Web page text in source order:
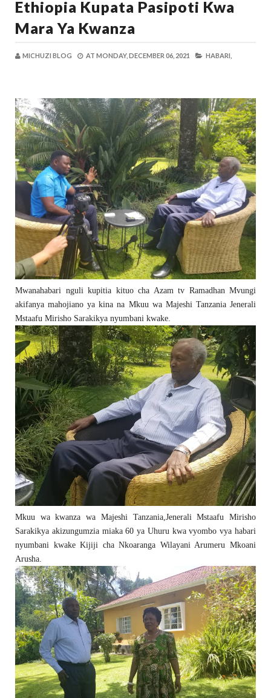
Ethiopia Kupata Pasipoti Kwa
Mara Ya Kwanza
MICHUZI BLOG AT MONDAY, DECEMBER 06, 2021 HABARI,
Mwanahabari nguli kupitia kituo cha Azam tv Ramadhan Mvungi
akifanya mahojiano ya kina na Mkuu wa Majeshi Tanzania Jenerali
Mstaafu Mirisho Sarakikya nyumbani kwake.
Mkuu wa kwanza wa Majeshi Tanzania,Jenerali Mstaafu Mirisho
Sarakikya akizungumzia miaka 60 ya Uhuru kwa vyombo vya habari
nyumbani kwake Kijiji cha Nkoaranga Wilayani Arumeru Mkoani
Arusha.